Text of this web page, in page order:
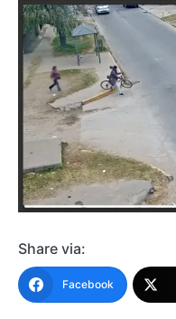
Share via:
Facebook